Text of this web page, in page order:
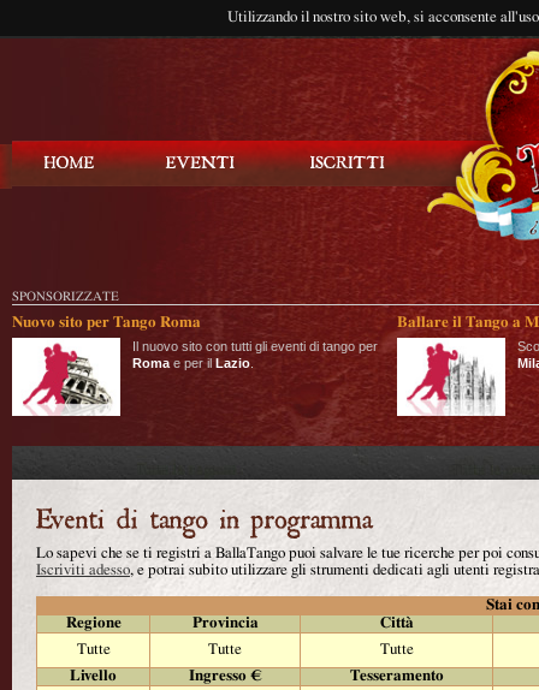
Utilizzando il nostro sito web, si acconsente
SPONSORIZZATE
Nuovo sito per Tango Roma
Il nuovo sito con tutti gli eventi di tango per
Roma e per il Lazio
Ballare il Tango a
Lo sapevi che se ti registri a BallaTango puoi salvare le tue ricerche per poi
Iscriviti adesso, e potrai subito utilizzare gli strumenti dedicati agli utenti
Stai
Regione
Provincia
Città
Tutte
Tutte
Tutte
Livello
Ingresso €
Tesseramento